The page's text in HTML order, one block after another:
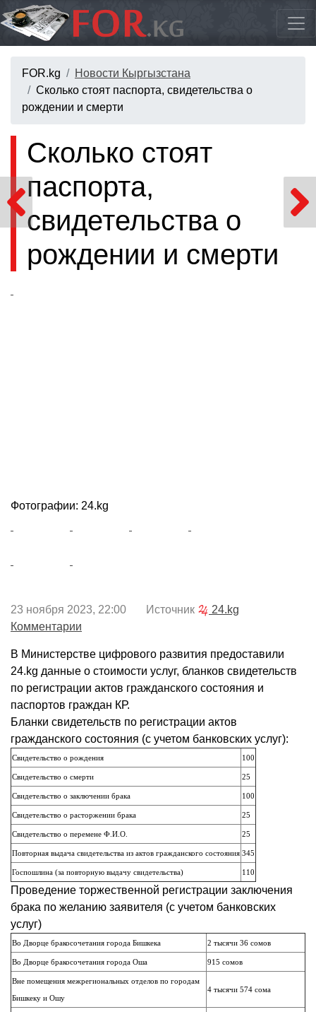
FOR.kg
Новости Кыргызстана
Сколько стоят паспорта, свидетельства о
рождении и смерти
Сколько стоят
паспорта,
свидетельства о
рождении и смерти
Фотографии: 24.kg
23 ноября 2023, 22:00 Источник
24.kg
Комментарии
В Министерстве цифрового развития предоставили
24.kg данные о стоимости услуг, бланков свидетельств
по регистрации актов гражданского состояния и
паспортов граждан КР.
Бланки свидетельств по регистрации актов
гражданского состояния (с учетом банковских услуг):
Свидетельство о рождения 100
Свидетельство о смерти 25
Свидетельство о заключении брака 100
Свидетельство о расторжении брака 25
Свидетельство о перемене Ф.И.О. 25
Повторная выдача свидетельства из актов гражданского состояния 345
Госпошлина (за повторную выдачу свидетельства) 110
Проведение торжественной регистрации заключения
брака по желанию заявителя (с учетом банковских
услуг)
Во Дворце бракосочетания города Бишкека 2 тысячи 36 сомов
Во Дворце бракосочетания города Оша 915 сомов
Вне помещения межрегиональных отделов по городам
Бишкеку и Ошу
4 тысячи 574 сома